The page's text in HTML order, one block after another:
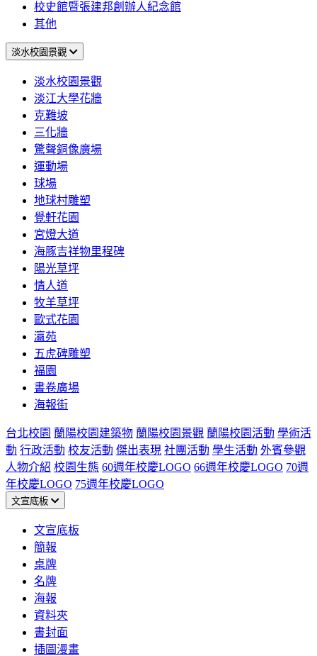
校史館暨張建邦創辦人紀念館
其他
淡水校園景觀
淡水校園景觀
淡江大學花牆
克難坡
三化牆
驚聲銅像廣場
運動場
球場
地球村雕塑
覺軒花園
宮燈大道
海豚吉祥物里程碑
陽光草坪
情人道
牧羊草坪
歐式花園
瀛苑
五虎碑雕塑
福園
書卷廣場
海報街
台北校園 蘭陽校園建築物 蘭陽校園景觀 蘭陽校園活動 學術活
動 行政活動 校友活動 傑出表現 社團活動 學生活動 外賓參觀
人物介紹 校園生態 60週年校慶LOGO 66週年校慶LOGO 70週
年校慶LOGO 75週年校慶LOGO
文宣底板
文宣底板
簡報
桌牌
名牌
海報
資料夾
書封面
插圖漫畫